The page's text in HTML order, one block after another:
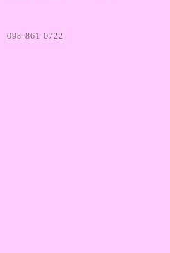
861-0722